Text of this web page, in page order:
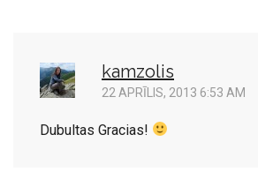
kamzolis
22 APRĪLIS, 2013 6:53 AM
Dubultas Gracias!